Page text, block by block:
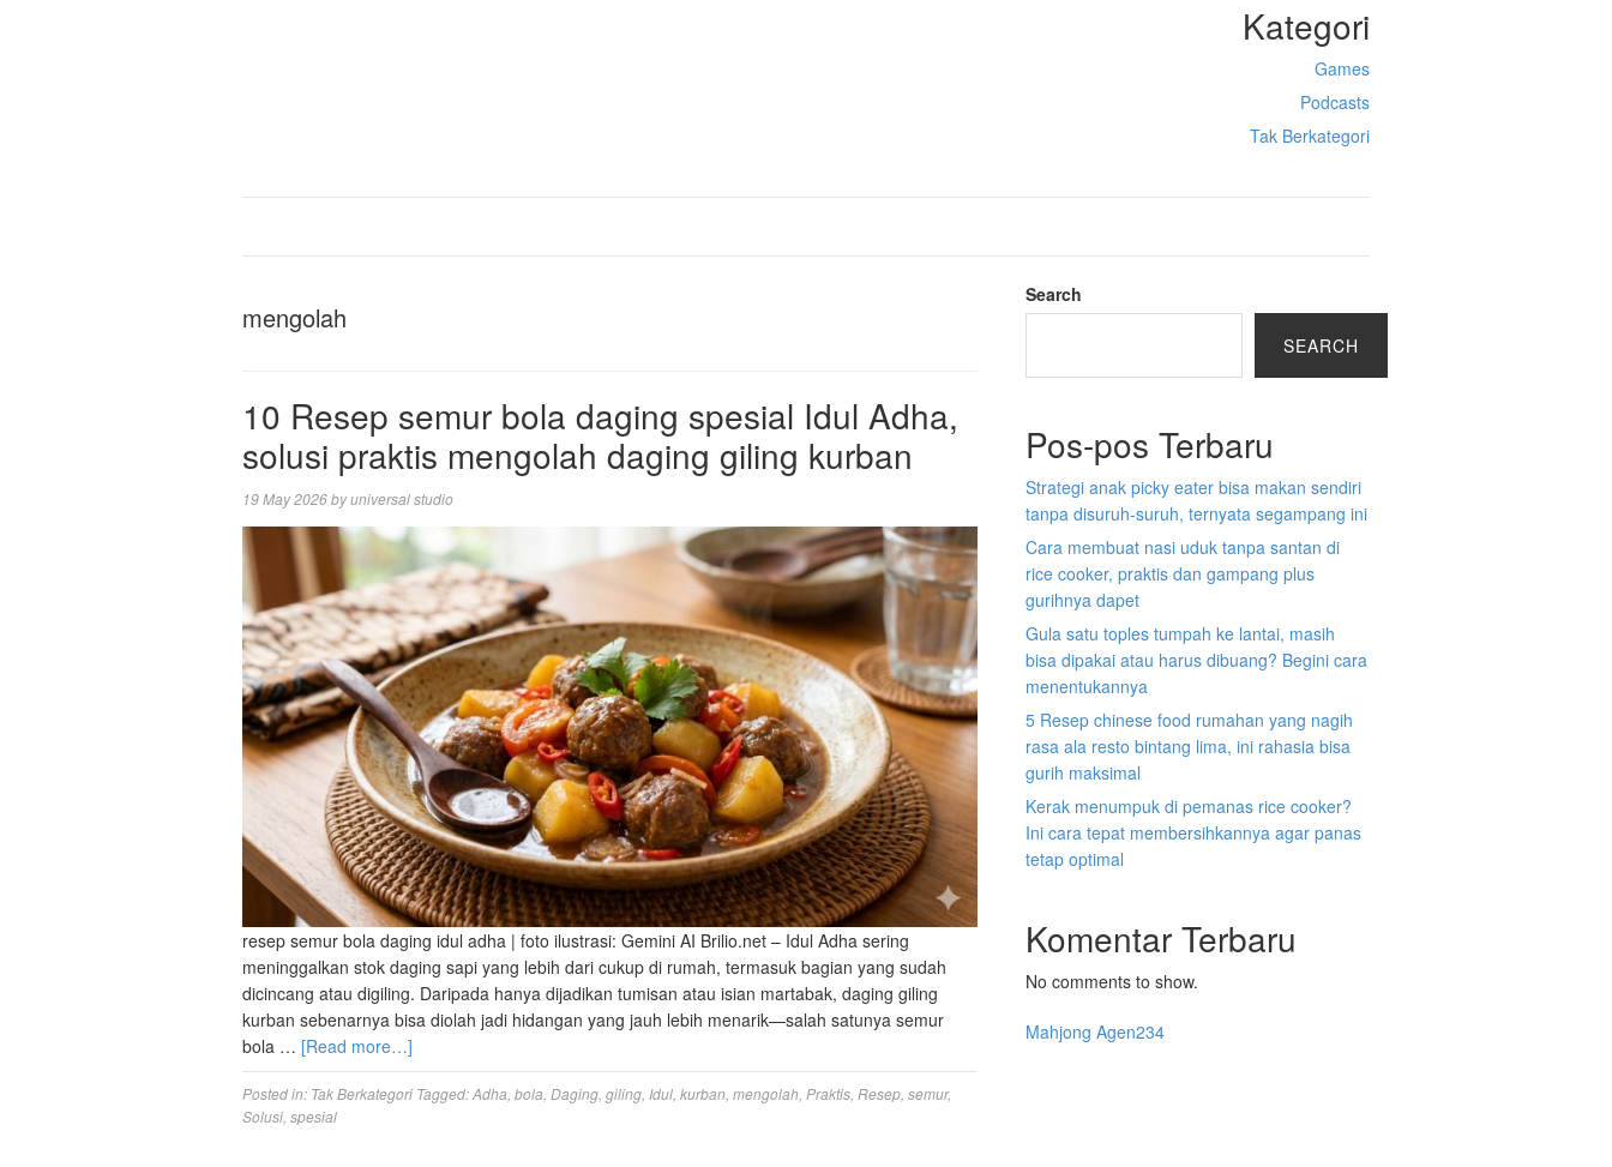
Kategori
Games
Podcasts
Tak Berkategori
mengolah
10 Resep semur bola daging spesial Idul Adha,
solusi praktis mengolah daging giling kurban
19 May 2026byuniversal studio
resep semur bola daging idul adha | foto ilustrasi: Gemini AI Brilio.net – Idul Adha sering
meninggalkan stok daging sapi yang lebih dari cukup di rumah, termasuk bagian yang sudah
dicincang atau digiling. Daripada hanya dijadikan tumisan atau isian martabak, daging giling
kurban sebenarnya bisa diolah jadi hidangan yang jauh lebih menarik—salah satunya semur
bola … [Read more…]
Posted in: Tak Berkategori Tagged:Adha, bola, Daging, giling, Idul, kurban, mengolah, Praktis, Resep, semur,
Solusi, spesial
Search
SEARCH
Pos-pos Terbaru
Strategi anak picky eater bisa makan sendiri
tanpa disuruh-suruh, ternyata segampang ini
Cara membuat nasi uduk tanpa santan di
rice cooker, praktis dan gampang plus
gurihnya dapet
Gula satu toples tumpah ke lantai, masih
bisa dipakai atau harus dibuang? Begini cara
menentukannya
5 Resep chinese food rumahan yang nagih
rasa ala resto bintang lima, ini rahasia bisa
gurih maksimal
Kerak menumpuk di pemanas rice cooker?
Ini cara tepat membersihkannya agar panas
tetap optimal
Komentar Terbaru
No comments to show.
Mahjong Agen234